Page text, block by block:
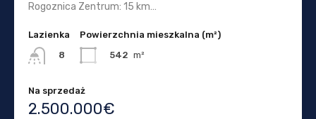
Rogoznica Zentrum: 15 km…
Lazienka
8
Powierzchnia mieszkalna (m²)
542 m²
Na sprzedaż
2.500.000€